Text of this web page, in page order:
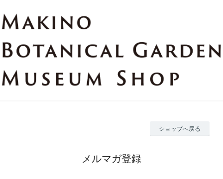
ショップへ戻る
メルマガ登録